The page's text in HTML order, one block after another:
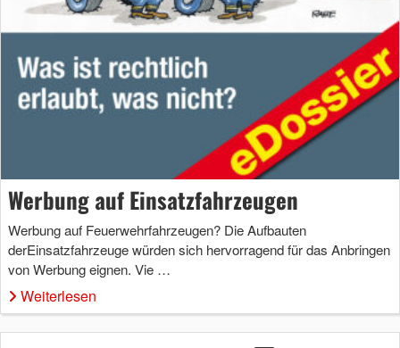
Werbung auf Einsatzfahrzeugen
Werbung auf Feuerwehrfahrzeugen? Die Aufbauten
derEinsatzfahrzeuge würden sich hervorragend für das Anbringen
von Werbung eignen. Vie …
Weiterlesen